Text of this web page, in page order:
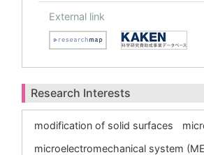
External link
Research Interests
modification of solid surfaces
microelectromechanical system